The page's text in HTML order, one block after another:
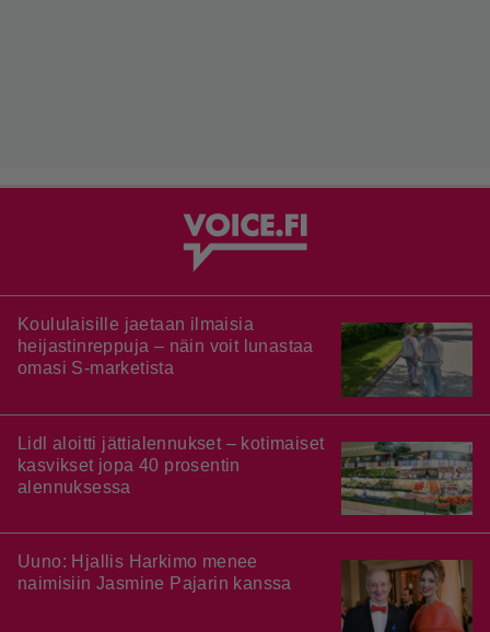
Koululaisille jaetaan ilmaisia
heijastinreppuja – näin voit lunastaa
omasi S-marketista
Lidl aloitti jättialennukset – kotimaiset
kasvikset jopa 40 prosentin
alennuksessa
Uuno: Hjallis Harkimo menee
naimisiin Jasmine Pajarin kanssa